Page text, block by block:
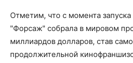
Отметим, что с момента запуска
"Форсаж" собрала в мировом
миллиардов долларов, став
продолжительной